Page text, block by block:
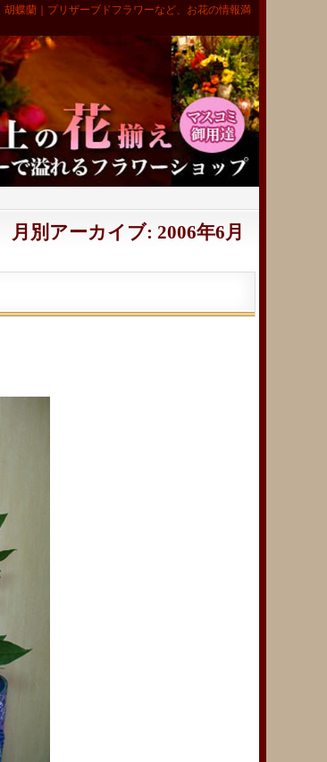
蝶蘭｜プリザーブドフラワーなど、お花の情報満
月別アーカイブ: 2006年6月